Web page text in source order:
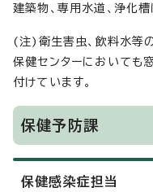
建築物、専用水道、浄化
(注)衛生害虫、飲料水等
保健センターにおいても
付けています。
保健予防課
保健感染症担当